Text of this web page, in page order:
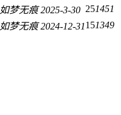
如梦无痕 2025-3-30 251451
如梦无痕 2024-12-31151349